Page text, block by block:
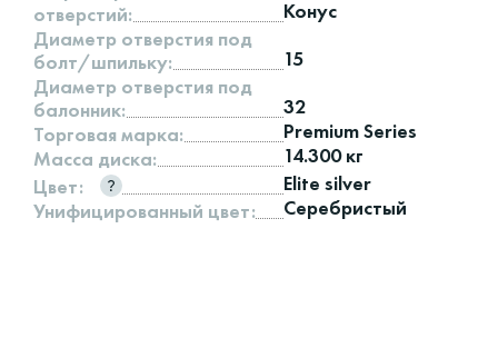
отверстий:
Конус
Диаметр отверстия под
болт/шпильку:
15
Диаметр отверстия под
балонник:
32
Торговая марка:
Premium Series
Масса диска:
14.300 кг
Цвет:
Elite silver
Унифицированный цвет:
Серебристый